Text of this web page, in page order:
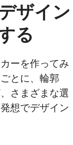
ザイン
る
ーを作ってみ
とに、輪郭
さまざまな選
想でデザイン